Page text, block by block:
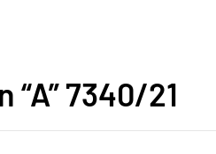
7340/21